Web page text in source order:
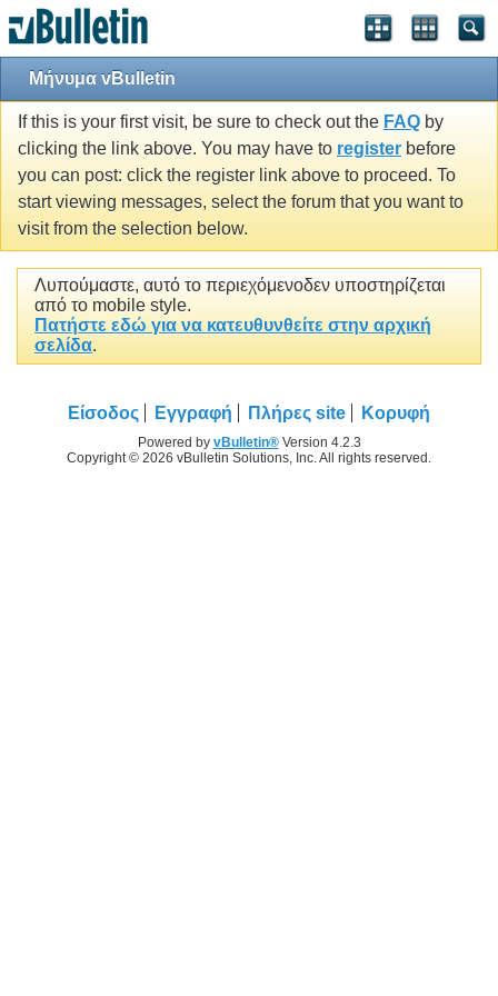
Μήνυμα vBulletin
If this is your first visit, be sure to check out the FAQ by
clicking the link above. You may have to register before
you can post: click the register link above to proceed. To
start viewing messages, select the forum that you want to
visit from the selection below.
Λυπούμαστε, αυτό το περιεχόμενοδεν υποστηρίζεται
από το mobile style.
Πατήστε εδώ για να κατευθυνθείτε στην αρχική
σελίδα.
Είσοδος Εγγραφή Πλήρες site Κορυφή
Powered by vBulletin®Version 4.2.3
Copyright © 2026 vBulletin Solutions, Inc. All rights reserved.